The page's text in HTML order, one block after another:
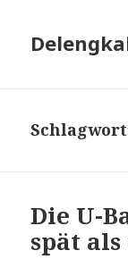
Die U-
spät